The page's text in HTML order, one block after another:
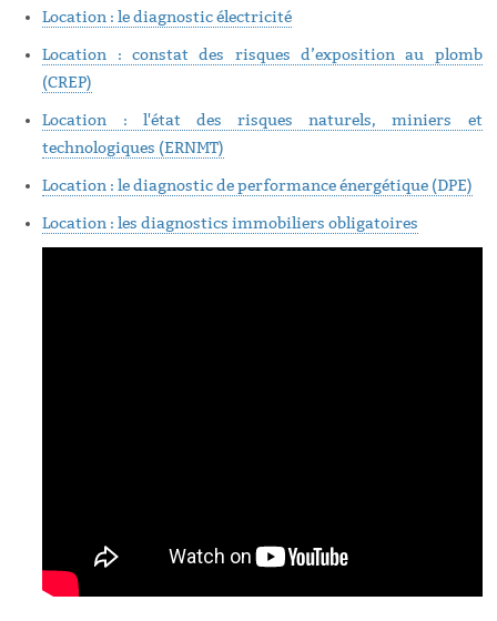
Location : le diagnostic électricité
Location : constat des risques d’exposition au plomb
(CREP)
Location : l'état des risques naturels, miniers et
technologiques (ERNMT)
Location : le diagnostic de performance énergétique (DPE)
Location : les diagnostics immobiliers obligatoires